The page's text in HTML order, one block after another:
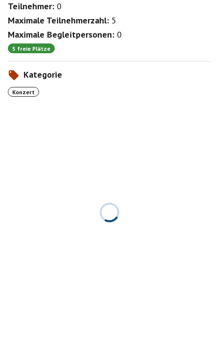
Teilnehmer: 0
Maximale Teilnehmerzahl: 5
Maximale Begleitpersonen: 0
5 freie Plätze
Kategorie
Konzert